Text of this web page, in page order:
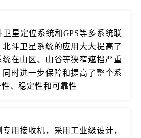
星定位系统和GPS等多系统联
斗卫星系统的应用大大提高了
在山区、山谷等狭窄遮挡严重
同时进一步保障和提高了整个系
、稳定性和可靠性
用接收机，采用工业级设计，